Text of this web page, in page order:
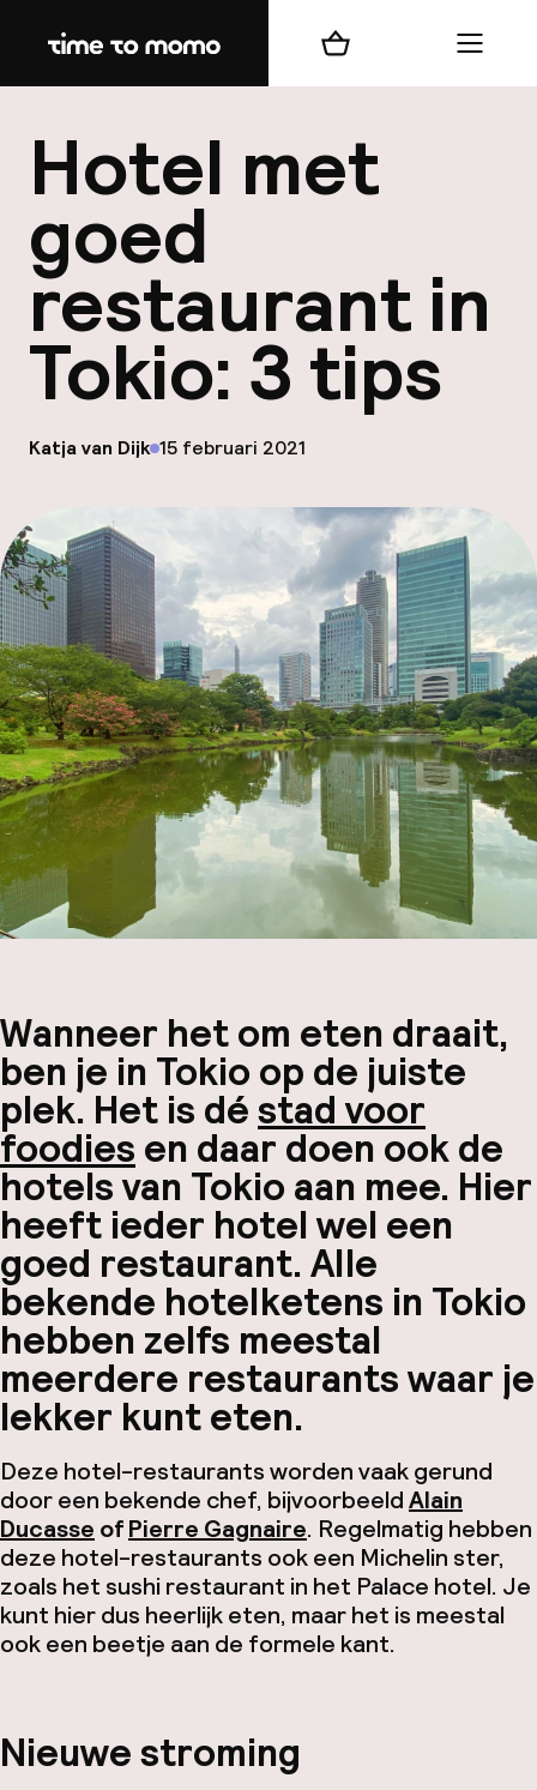
Home Winkelmand Menu
Hotel met
goed
restaurant in
Tokio: 3 tips
Gepubliceerd door
Katja van Dijk op
15 februari 2021
Wanneer het om eten draait,
ben je in Tokio op de juiste
plek. Het is déstad voor
foodies en daar doen ook de
hotels van Tokio aan mee. Hier
heeft ieder hotel wel een
goed restaurant. Alle
bekende hotelketens in Tokio
hebben zelfs meestal
meerdere restaurants waar je
lekker kunt eten.
Deze hotel-restaurants worden vaak gerund
door een bekende chef, bijvoorbeeldAlain
Ducasse ofPierre Gagnaire. Regelmatig hebben
deze hotel-restaurants ook een Michelin ster,
zoals het sushi restaurant in het Palace hotel. Je
kunt hier dus heerlijk eten, maar het is meestal
ook een beetje aan de formele kant.
Nieuwe stroming